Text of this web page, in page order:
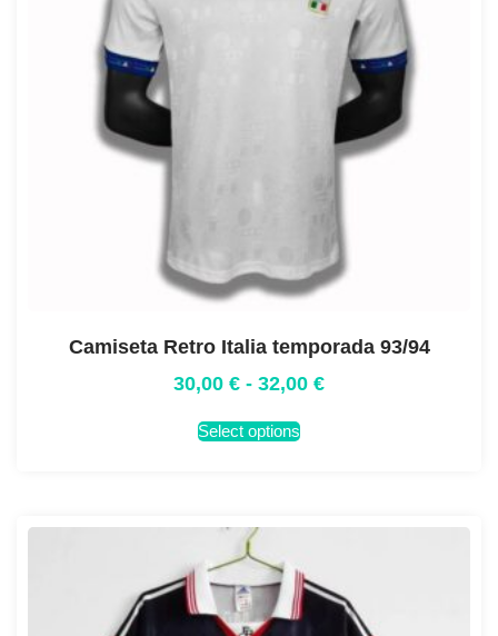
Camiseta Retro Italia temporada 93/94
30,00 € - 32,00 €
Select options